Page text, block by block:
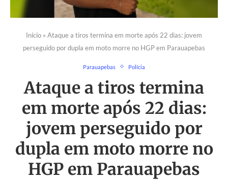
Início » Ataque a tiros termina em morte após 22 dias: jovem
perseguido por dupla em moto morre no HGP em Parauapebas
Parauapebas Polícia
Ataque a tiros termina
em morte após 22 dias:
jovem perseguido por
dupla em moto morre no
HGP em Parauapebas